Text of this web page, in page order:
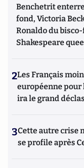
Benchetrit
fond, Victoria
Ronaldo du
Shakespeare
2Les Français
européenne pour
ira le grand
3Cette autre crise
se profile après